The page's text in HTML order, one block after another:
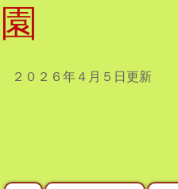
園
２０２６年４月５日 更新